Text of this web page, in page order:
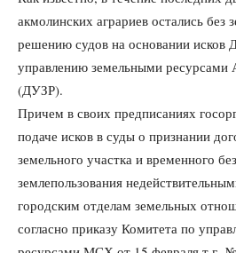
акмолинских аграриев остались без
решению судов на основании исков
управлению земельными ресурсами
(ДУЗР).
Причем в своих предписаниях
подаче исков в суды о признании
земельного участка и временного
землепользования
городским отделам земельных
согласно приказу Комитета по